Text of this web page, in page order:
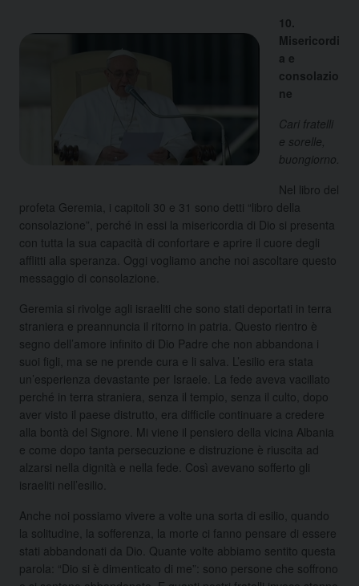
10.
Misericordi
a e
consolazio
ne
Cari fratelli
e sorelle,
buongiorno.
Nel libro del
profeta Geremia, i capitoli 30 e 31 sono detti “libro della
consolazione”, perché in essi la misericordia di Dio si presenta
con tutta la sua capacità di confortare e aprire il cuore degli
afflitti alla speranza. Oggi vogliamo anche noi ascoltare questo
messaggio di consolazione.
Geremia si rivolge agli israeliti che sono stati deportati in terra
straniera e preannuncia il ritorno in patria. Questo rientro è
segno dell’amore infinito di Dio Padre che non abbandona i
suoi figli, ma se ne prende cura e li salva. L’esilio era stata
un’esperienza devastante per Israele. La fede aveva vacillato
perché in terra straniera, senza il tempio, senza il culto, dopo
aver visto il paese distrutto, era difficile continuare a credere
alla bontà del Signore. Mi viene il pensiero della vicina Albania
e come dopo tanta persecuzione e distruzione è riuscita ad
alzarsi nella dignità e nella fede. Così avevano sofferto gli
israeliti nell’esilio.
Anche noi possiamo vivere a volte una sorta di esilio, quando
la solitudine, la sofferenza, la morte ci fanno pensare di essere
stati abbandonati da Dio. Quante volte abbiamo sentito questa
parola: “Dio si è dimenticato di me”: sono persone che soffrono